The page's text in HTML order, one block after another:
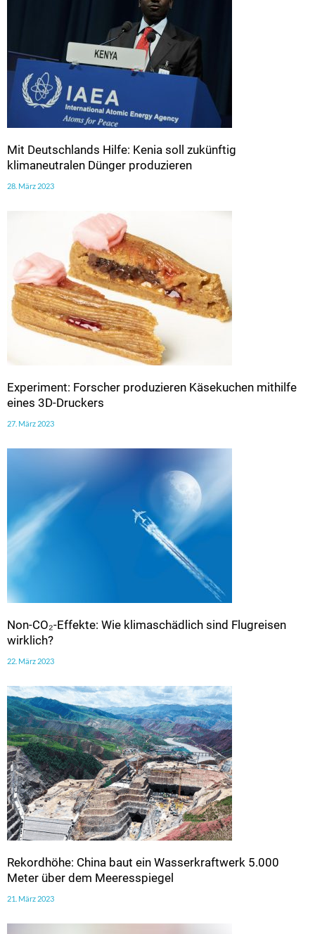
Mit Deutschlands Hilfe: Kenia soll zukünftig
klimaneutralen Dünger produzieren
28. März 2023
Experiment: Forscher produzieren Käsekuchen mithilfe
eines 3D-Druckers
27. März 2023
Non-CO₂-Effekte: Wie klimaschädlich sind Flugreisen
wirklich?
22. März 2023
Rekordhöhe: China baut ein Wasserkraftwerk 5.000
Meter über dem Meeresspiegel
21. März 2023